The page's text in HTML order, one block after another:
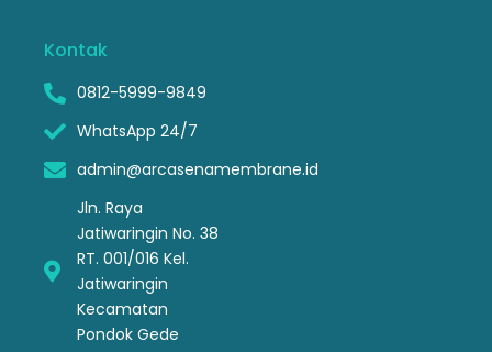
Kontak
0812-5999-9849
WhatsApp 24/7
admin@arcasenamembrane.id
Jln. Raya
Jatiwaringin No. 38
RT. 001/016 Kel.
Jatiwaringin
Kecamatan
Pondok Gede